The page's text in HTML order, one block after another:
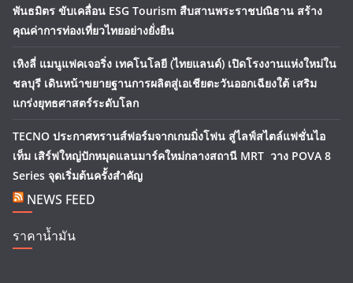
พันธมิตร ขับเคลื่อน ESG Tourism สืบสานพระราชปณิธาน สร้าง
คุณค่าการท่องเที่ยวไทยอย่างยั่งยืน
เหิงลี่ แมนูแฟคเจอริ่ง เทคโนโลยี (ไทยแลนด์) เปิดโรงงานแห่งใหม่ใน
ชลบุรี เดินหน้าขยายฐานการผลิตสู่เอเชียตะวันออกเฉียงใต้ เสริม
แกร่งยุทธศาสตร์ระดับโลก
TECNO ประกาศทรานส์ฟอร์มจากเกมมิ่งโฟน สู่ไลฟ์สไตล์แฟชั่นไอ
เท็ม เสิร์ฟใหญ่ปักหมุดแลนมาร์คใหม่กลางสถานี MRT วาง POVA 8
Series จุดเริ่มต้นครั้งสำคัญ
NEWS FEED
ราคาน้ำมัน